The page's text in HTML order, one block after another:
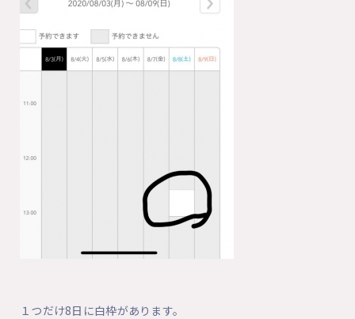
１つだけ8日に白枠があります。